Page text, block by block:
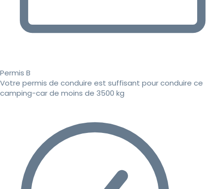
Permis B
Votre permis de conduire est suffisant pour conduire ce
camping-car de moins de 3500 kg